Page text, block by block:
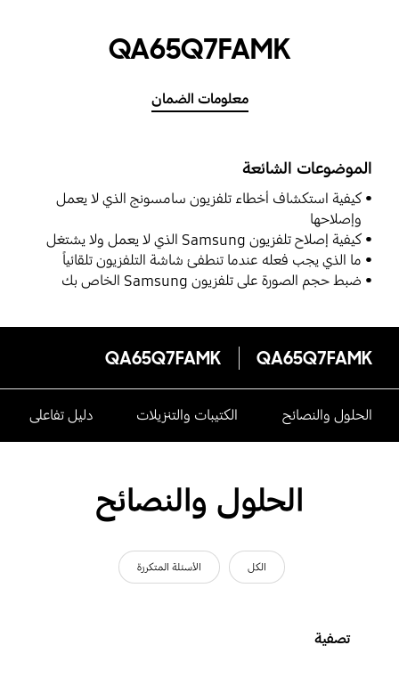
QA65Q7FAMK
معلومات الضمان
الموضوعات الشائعة
كيفية استكشاف أخطاء تلفزيون سامسونج الذي لا يعمل
وإصلاحها
كيفية إصلاح تلفزيون Samsung الذي لا يعمل ولا يشتغل
ما الذي يجب فعله عندما تنطفئ شاشة التلفزيون تلقائياً
ضبط حجم الصورة على تلفزيون Samsung الخاص بك
QA65Q7FAMK
QA65Q7FAMK
الحلول والنصائح الكتيبات والتنزيلات دليل تفاعلى
الحلول والنصائح
الكل الأسئلة المتكررة
تصفية